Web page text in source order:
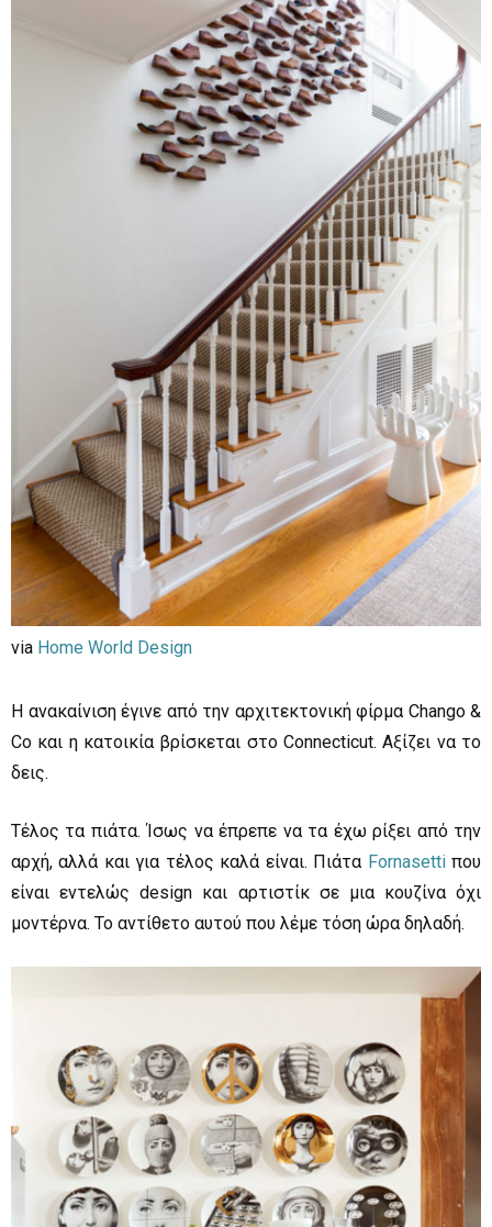
via Home World Design
H ανακαίνιση έγινε από την αρχιτεκτονική φίρμα Chango &
Co και η κατοικία βρίσκεται στο Connecticut. Αξίζει να το
δεις.
Τέλος τα πιάτα. Ίσως να έπρεπε να τα έχω ρίξει από την
αρχή, αλλά και για τέλος καλά είναι. Πιάτα Fornasettiπου
είναι εντελώς design και αρτιστίκ σε μια κουζίνα όχι
μοντέρνα. Το αντίθετο αυτού που λέμε τόση ώρα δηλαδή.